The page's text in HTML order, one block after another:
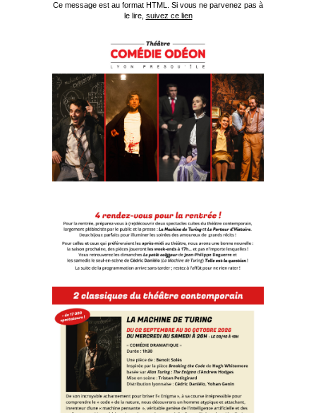
Ce message est au format HTML. Si vous ne parvenez pas à
le lire, suivez ce lien